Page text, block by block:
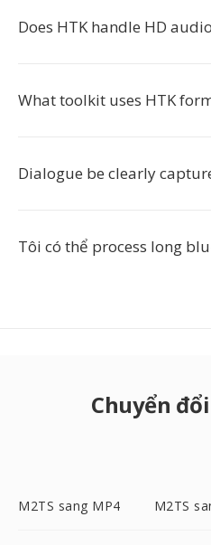
Does HTK handle HD
What toolkit uses HTK
Dialogue be clearly
Tôi có thể process long
Chuyển
M2TS sang MP4 M2TS